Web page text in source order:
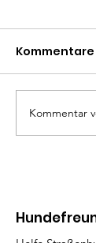
Kommentare
Kommentar